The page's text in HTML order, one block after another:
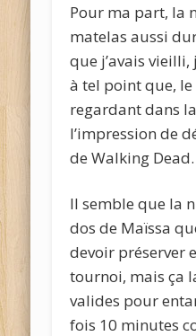
Pour ma part, la
matelas aussi
que j’avais
à tel point que,
regardant dans la
l’impression de
de Walking Dead.
Il semble que la
dos de Maïssa
devoir préserver
tournoi, mais ça
valides pour
fois 10 minutes